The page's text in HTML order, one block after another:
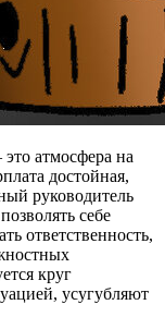
атмосфера на
достойная,
руководитель
себе
ответственность,
круг
усугубляют